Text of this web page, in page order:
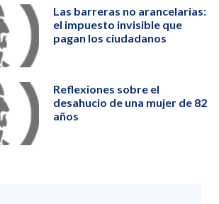
Las barreras no arancelarias:
el impuesto invisible que
pagan los ciudadanos
Reflexiones sobre el
desahucio de una mujer de 82
años